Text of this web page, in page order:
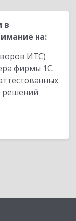
в
на:
ИТС)
фирмы 1С.
решений